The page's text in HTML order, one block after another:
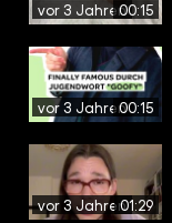
vor 3 Jahren00:15
vor 3 Jahren00:15
vor 3 Jahren01:29